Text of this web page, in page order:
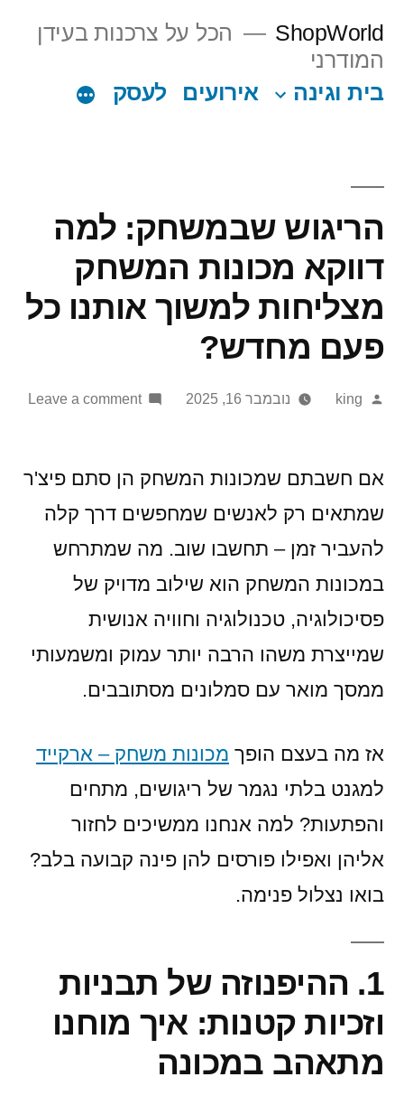
content
ShopWorld
הכל על צרכנות בעידן
המודרני
בית וגינה
אירועים לעסק
הריגוש שבמשחק: למה
דווקא מכונות המשחק
מצליחות למשוך אותנו כל
פעם מחדש?
Posted
king נובמבר 16, 2025 Leave a comment
למהאם חשבתם שמכונות המשחק הן סתם פיצ'ר
שמתאים רק לאנשים שמחפשים דרך קלה
להעביר זמן – תחשבו שוב. מה שמתרחש
במכונות המשחק הוא שילוב מדויק של
פסיכולוגיה, טכנולוגיה וחוויה אנושית
שמייצרת משהו הרבה יותר עמוק ומשמעותי
ממסך מואר עם סמלונים מסתובבים.
אז מה בעצם הופך מכונות משחק – ארקייד
למגנט בלתי נגמר של ריגושים, מתחים
והפתעות? למה אנחנו ממשיכים לחזור
אליהן ואפילו פורסים להן פינה קבועה בלב?
בואו נצלול פנימה.
1. ההיפנוזה של תבניות
וזכיות קטנות: איך מוחנו
מתאהב במכונה